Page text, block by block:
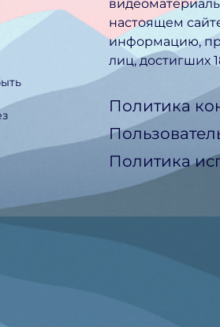
настоящем
информацию,
лиц, достигших
Политика
Политика